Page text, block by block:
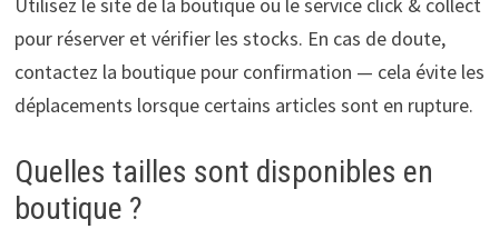
Utilisez le site de la boutique ou le service click & collect
pour réserver et vérifier les stocks. En cas de doute,
contactez la boutique pour confirmation — cela évite les
déplacements lorsque certains articles sont en rupture.
Quelles tailles sont disponibles en
boutique ?